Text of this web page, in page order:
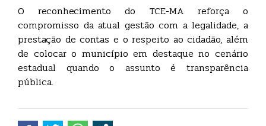
O reconhecimento do TCE-MA reforça o
compromisso da atual gestão com a legalidade, a
prestação de contas e o respeito ao cidadão, além
de colocar o município em destaque no cenário
estadual quando o assunto é transparência
pública.